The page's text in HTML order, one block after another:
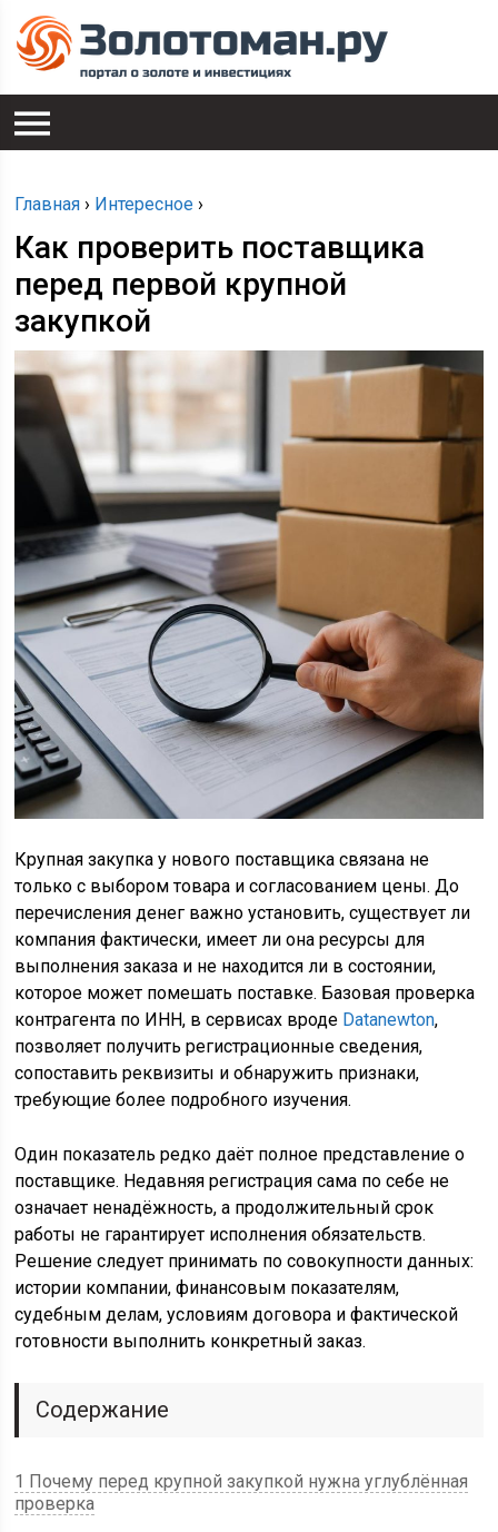
Главная › Интересное ›
Как проверить поставщика
перед первой крупной
закупкой
Крупная закупка у нового поставщика связана не
только с выбором товара и согласованием цены. До
перечисления денег важно установить, существует ли
компания фактически, имеет ли она ресурсы для
выполнения заказа и не находится ли в состоянии,
которое может помешать поставке. Базовая проверка
контрагента по ИНН, в сервисах вроде Datanewton,
позволяет получить регистрационные сведения,
сопоставить реквизиты и обнаружить признаки,
требующие более подробного изучения.
Один показатель редко даёт полное представление о
поставщике. Недавняя регистрация сама по себе не
означает ненадёжность, а продолжительный срок
работы не гарантирует исполнения обязательств.
Решение следует принимать по совокупности данных:
истории компании, финансовым показателям,
судебным делам, условиям договора и фактической
готовности выполнить конкретный заказ.
Содержание
1 Почему перед крупной закупкой нужна углублённая
проверка